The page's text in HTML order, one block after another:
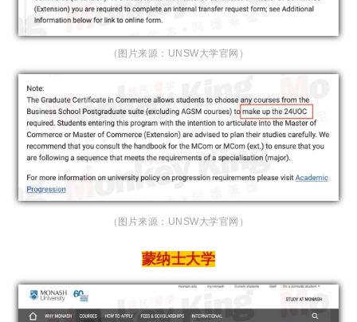
（图片来源：UNSW大学官网）
（图片来源：UNSW大学官网）
蒙纳士大学